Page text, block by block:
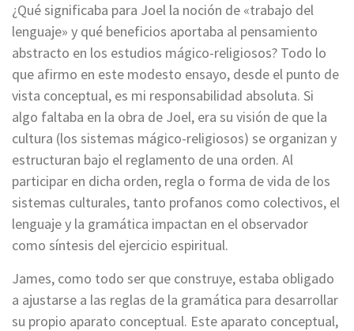
¿Qué significaba para Joel la noción de «trabajo del
lenguaje» y qué beneficios aportaba al pensamiento
abstracto en los estudios mágico-religiosos? Todo lo
que afirmo en este modesto ensayo, desde el punto de
vista conceptual, es mi responsabilidad absoluta. Si
algo faltaba en la obra de Joel, era su visión de que la
cultura (los sistemas mágico-religiosos) se organizan y
estructuran bajo el reglamento de una orden. Al
participar en dicha orden, regla o forma de vida de los
sistemas culturales, tanto profanos como colectivos, el
lenguaje y la gramática impactan en el observador
como síntesis del ejercicio espiritual.
James, como todo ser que construye, estaba obligado
a ajustarse a las reglas de la gramática para desarrollar
su propio aparato conceptual. Este aparato conceptual,